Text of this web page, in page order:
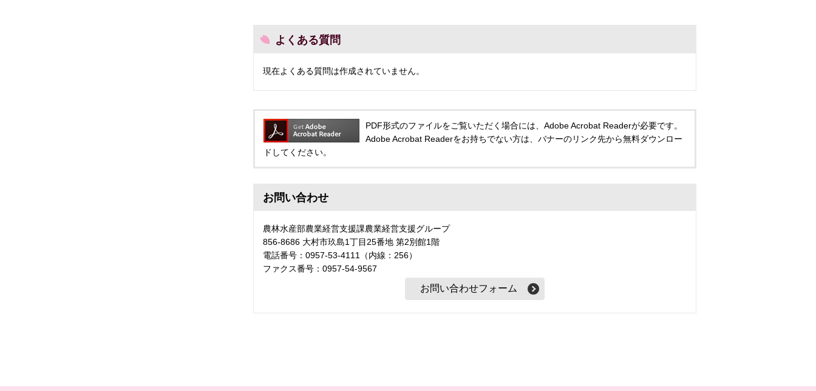
よくある質問
現在よくある質問は作成されていません。
PDF形式のファイルをご覧いただく場合には、Adobe Acrobat Readerが必要です。
Adobe Acrobat Readerをお持ちでない方は、バナーのリンク先から無料ダウンロー
ドしてください。
お問い合わせ
農林水産部農業経営支援課農業経営支援グループ
856-8686 大村市玖島1丁目25番地 第2別館1階
電話番号：0957-53-4111（内線：256）
ファクス番号：0957-54-9567